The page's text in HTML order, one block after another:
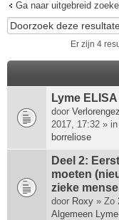
Ga naar uitgebreid
Er zijn 4
Lyme
door
2017, 17:32 » in
borreliose
Deel 2:
moeten
zieke
door Roxy » Zo
Algemeen